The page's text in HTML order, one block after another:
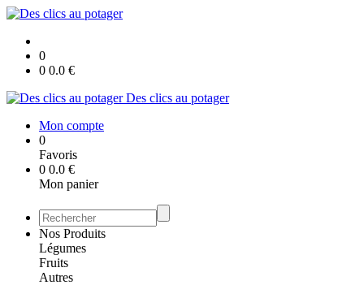
0
0 0.0 €
Des clics au potager
Mon compte
0
Favoris
0 0.0 €
Mon panier
Nos Produits
Légumes
Fruits
Autres